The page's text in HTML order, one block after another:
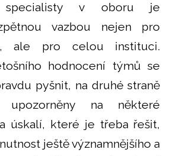
specialisty v oboru je
vazbou nejen pro
ale pro celou instituci.
hodnocení týmů se
pyšnit, na druhé straně
na některé
úskalí, které je třeba řešit,
ještě významnějšího a